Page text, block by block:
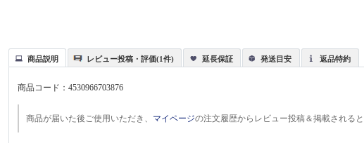
商品説明 レビュー投稿・評価(1件) 延長保証 発送目安 返品特約
商品コード：4530966703876
商品が届いた後ご使用いただき、 マイページの注文履歴からレビュー投稿＆掲載されると